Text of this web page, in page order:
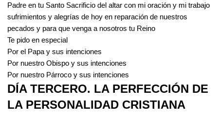
Padre en tu Santo Sacrificio del altar con mi oración y mi trabajo
sufrimientos y alegrías de hoy en reparación de nuestros
pecados y para que venga a nosotros tu Reino
Te pido en especial
Por el Papa y sus intenciones
Por nuestro Obispo y sus intenciones
Por nuestro Párroco y sus intenciones
DÍA TERCERO. LA PERFECCIÓN DE
LA PERSONALIDAD CRISTIANA